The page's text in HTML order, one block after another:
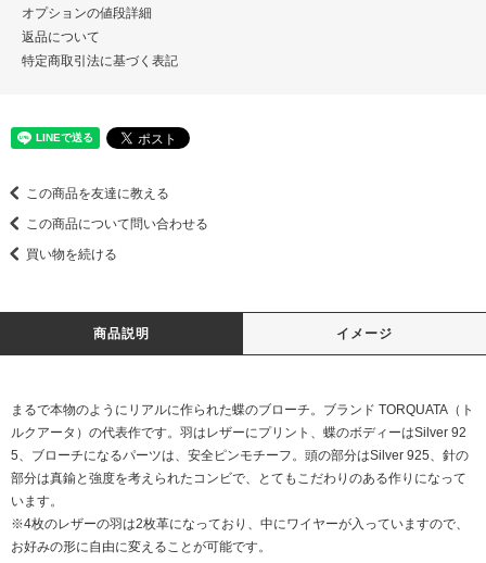
オプションの値段詳細
返品について
特定商取引法に基づく表記
この商品を友達に教える
この商品について問い合わせる
買い物を続ける
商品説明 イメージ
まるで本物のようにリアルに作られた蝶のブローチ。ブランド TORQUATA（ト
ルクアータ）の代表作です。羽はレザーにプリント、蝶のボディーはSilver 92
5、ブローチになるパーツは、安全ピンモチーフ。頭の部分はSilver 925、針の
部分は真鍮と強度を考えられたコンビで、とてもこだわりのある作りになって
います。
※4枚のレザーの羽は2枚革になっており、中にワイヤーが入っていますので、
お好みの形に自由に変えることが可能です。